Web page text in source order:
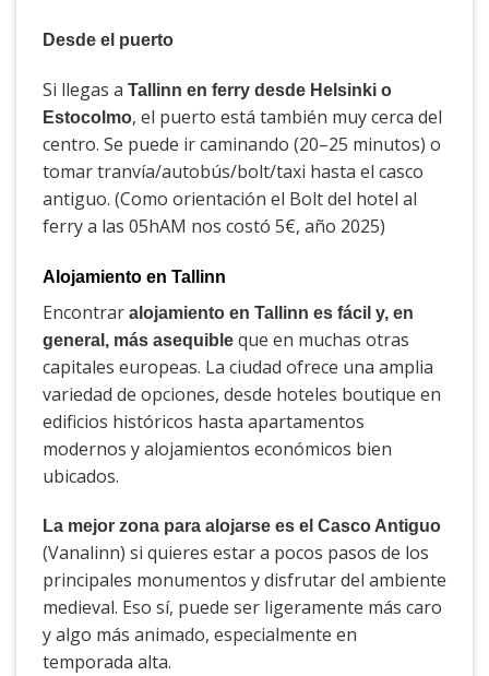
Desde el puerto
Si llegas a Tallinn en ferry desde Helsinki o
Estocolmo, el puerto está también muy cerca del
centro. Se puede ir caminando (20–25 minutos) o
tomar tranvía/autobús/bolt/taxi hasta el casco
antiguo. (Como orientación el Bolt del hotel al
ferry a las 05hAM nos costó 5€, año 2025)
Alojamiento en Tallinn
Encontrar alojamiento en Tallinn es fácil y, en
general, más asequible que en muchas otras
capitales europeas. La ciudad ofrece una amplia
variedad de opciones, desde hoteles boutique en
edificios históricos hasta apartamentos
modernos y alojamientos económicos bien
ubicados.
La mejor zona para alojarse es el Casco Antiguo
(Vanalinn) si quieres estar a pocos pasos de los
principales monumentos y disfrutar del ambiente
medieval. Eso sí, puede ser ligeramente más caro
y algo más animado, especialmente en
temporada alta.